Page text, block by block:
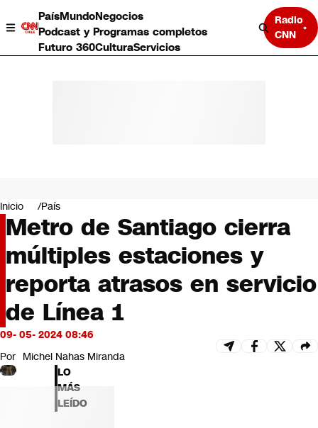
PaísMundoNegocios
Podcast y Programas completos
Futuro 360CulturaServicios
Radio
CNN
Negocios
Deportes
Programas completos
Cultura
Servicios
Bits
CNN Data
CNN tiempo
Futuro 360
Inicio País
Metro de Santiago cierra
múltiples estaciones y
reporta atrasos en servicio
de Línea 1
09- 05- 2024 08:46
Por Michel Nahas Miranda
LO
MÁS
LEÍDO